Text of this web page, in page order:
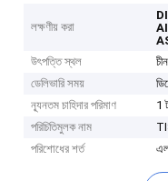
লক্ষণীয় করা
উৎপত্তি স্থল
চীন
ডেলিভারি সময়
ন্যূনতম চাহিদার পরিমাণ
1
পরিচিতিমুলক নাম
পরিশোধের শর্ত